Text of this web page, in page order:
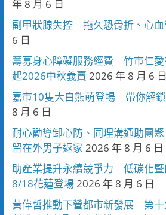
年 8 月 6 日
副甲狀腺失控 拖久恐骨折、心血
6 日
籌募身心障礙服務經費 竹市仁愛
起2026中秋義賣 2026 年 8 月 6 日
嘉市10隻大白熊萌登場 帶你解
8 月 6 日
耐心勸導卸心防、同理溝通助團
留在外男子返家 2026 年 8 月 6 日
助產業提升永續競爭力 低碳化暨
8/18花蓮登場2026 年 8 月 6 日
黃偉哲推動下營都市新發展 第十